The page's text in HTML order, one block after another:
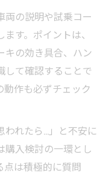
両の説明や試乗コー
す。ポイントは、
キの効き具合、ハン
して確認することで
作も必ずチェック
れたら…」と不安に
購入検討の一環とし
点は積極的に質問